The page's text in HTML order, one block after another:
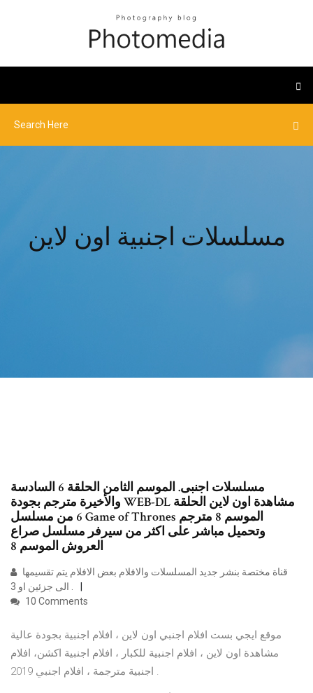
مسلسلات اجنبية اون لاين
مسلسلات اجنبى. الموسم الثامن الحلقة 6 السادسة
والأخيرة مترجم بجودة WEB-DL مشاهدة اون لاين الحلقة
6 من مسلسل Game of Thrones الموسم 8 مترجم
وتحميل مباشر على اكثر من سيرفر مسلسل صراع
العروش الموسم 8
الى جزئين او 3 .
10 Comments
موقع ايجي بست افلام اجنبي اون لاين ، افلام اجنبية بجودة عالية
مشاهدة اون لاين ، افلام اجنبية للكبار ، افلام اجنبية اكشن، افلام
اجنبية مترجمة ، افلام اجنبي 2019 .